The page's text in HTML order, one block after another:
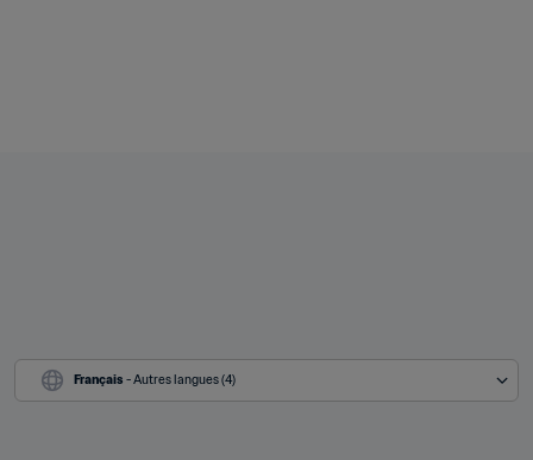
Français - Autres langues (4)